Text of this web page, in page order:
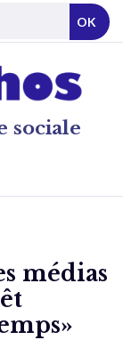
sociale
OK
médias